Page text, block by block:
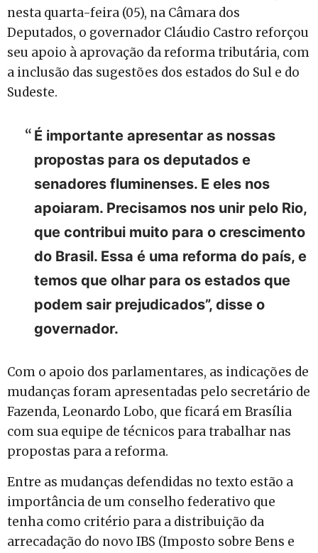
nesta quarta-feira (05), na Câmara dos
Deputados, o governador Cláudio Castro reforçou
seu apoio à aprovação da reforma tributária, com
a inclusão das sugestões dos estados do Sul e do
Sudeste.
É importante apresentar as nossas
propostas para os deputados e
senadores fluminenses. E eles nos
apoiaram. Precisamos nos unir pelo Rio,
que contribui muito para o crescimento
do Brasil. Essa é uma reforma do país, e
temos que olhar para os estados que
podem sair prejudicados”, disse o
governador.
Com o apoio dos parlamentares, as indicações de
mudanças foram apresentadas pelo secretário de
Fazenda, Leonardo Lobo, que ficará em Brasília
com sua equipe de técnicos para trabalhar nas
propostas para a reforma.
Entre as mudanças defendidas no texto estão a
importância de um conselho federativo que
tenha como critério para a distribuição da
arrecadação do novo IBS (Imposto sobre Bens e